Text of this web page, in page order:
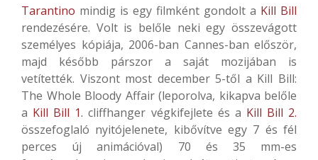
Tarantino mindig is egy filmként gondolt a Kill Bill
rendezésére. Volt is belőle neki egy összevágott
személyes kópiája, 2006-ban Cannes-ban először,
majd később párszor a saját mozijában is
vetítették. Viszont most december 5-től a Kill Bill:
The Whole Bloody Affair (leporolva, kikapva belőle
a Kill Bill 1. cliffhanger végkifejlete és a Kill Bill 2.
összefoglaló nyitójelenete, kibővítve egy 7 és fél
perces új animációval) 70 és 35 mm-es